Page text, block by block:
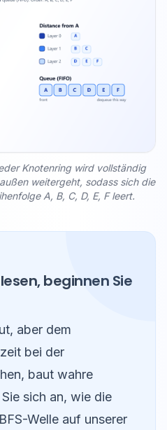
Knotenring wird vollständig
weitergeht, sodass sich die
A, B, C, D, E, F leert.
beginnen Sie
aber dem
bei der
baut wahre
sich an, wie die
Welle auf unserer